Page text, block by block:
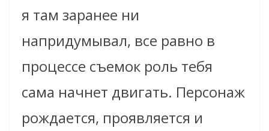
я там заранее ни
напридумывал, все равно в
процессе съемок роль тебя
сама начнет двигать. Персонаж
рождается, проявляется и